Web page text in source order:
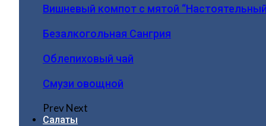
Вишневый компот с мятой
Безалкогольная Сангрия
Облепиховый чай
Смузи овощной
PrevNext
Салаты